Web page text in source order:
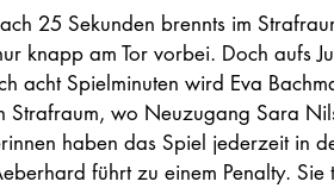
25 Sekunden brennts im
knapp am Tor vorbei. Doch aufs
acht Spielminuten wird Eva
Strafraum, wo Neuzugang Sara
haben das Spiel jederzeit in
führt zu einem Penalty. Sie